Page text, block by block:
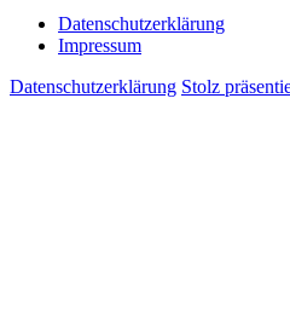
Datenschutzerklärung
Impressum
Datenschutzerklärung Stolz